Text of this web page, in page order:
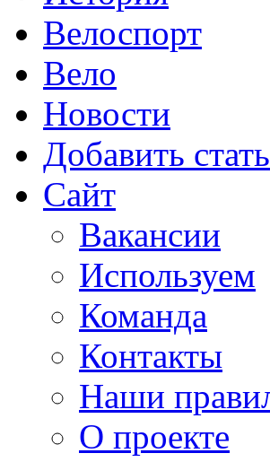
Велоспорт
Вело
Новости
Добавить
Сайт
Вакансии
Используем
Команда
Контакты
Наши
О проекте